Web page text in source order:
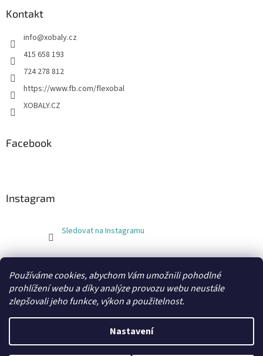
Používáme cookies, abychom Vám umožnili pohodlné
prohlížení webu a díky analýze provozu webu neustále
zlepšovali jeho funkce, výkon a použitelnost.
Nastavení
Kontakt
info@xobaly.cz
415 658 193
724 278 812
https://www.fb.com/flexobal
XOBALY.CZ
Facebook
Instagram
Sledovat na Instagramu